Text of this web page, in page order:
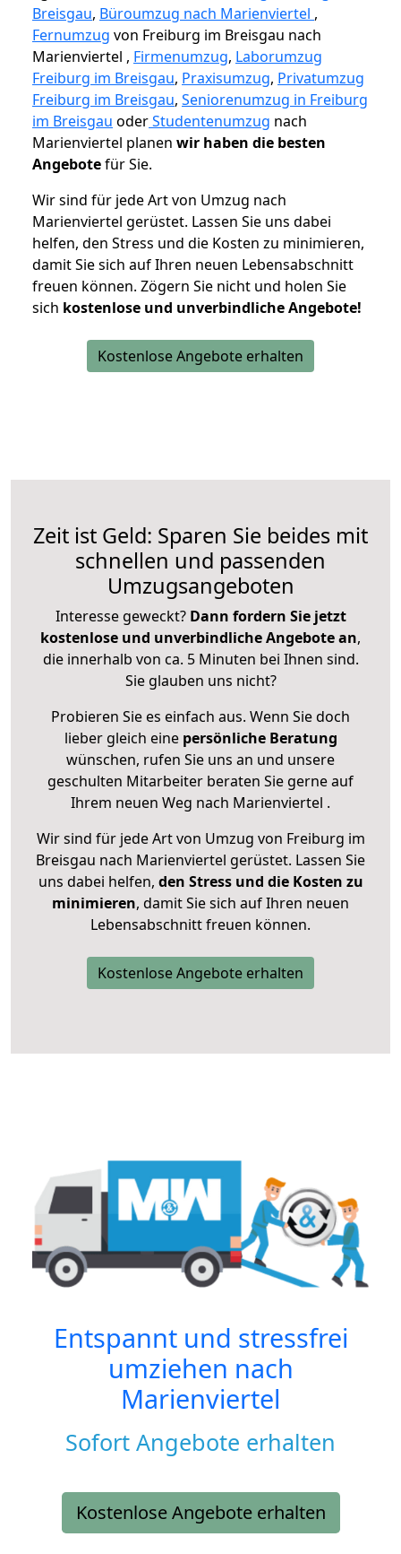
Breisgau, Büroumzug nach Marienviertel ,
Fernumzug von Freiburg im Breisgau nach
Marienviertel , Firmenumzug, Laborumzug
Freiburg im Breisgau, Praxisumzug, Privatumzug
Freiburg im Breisgau, Seniorenumzug in Freiburg
im Breisgau oderStudentenumzug nach
Marienviertel planen wir haben die besten
Angebotefür Sie.
Wir sind für jede Art von Umzug nach
Marienviertel gerüstet. Lassen Sie uns dabei
helfen, den Stress und die Kosten zu minimieren,
damit Sie sich auf Ihren neuen Lebensabschnitt
freuen können. Zögern Sie nicht und holen Sie
sich kostenlose und unverbindliche Angebote!
Kostenlose Angebote erhalten
Zeit ist Geld: Sparen Sie beides mit
schnellen und passenden
Umzugsangeboten
Interesse geweckt? Dann fordern Sie jetzt
kostenlose und unverbindliche Angebote an,
die innerhalb von ca. 5 Minuten bei Ihnen sind.
Sie glauben uns nicht?
Probieren Sie es einfach aus. Wenn Sie doch
lieber gleich eine persönliche Beratung
wünschen, rufen Sie uns an und unsere
geschulten Mitarbeiter beraten Sie gerne auf
Ihrem neuen Weg nach Marienviertel .
Wir sind für jede Art von Umzug von Freiburg im
Breisgau nach Marienviertel gerüstet. Lassen Sie
uns dabei helfen, den Stress und die Kosten zu
minimieren, damit Sie sich auf Ihren neuen
Lebensabschnitt freuen können.
Kostenlose Angebote erhalten
Entspannt und stressfrei
umziehen nach
Marienviertel
Sofort Angebote erhalten
Kostenlose Angebote erhalten